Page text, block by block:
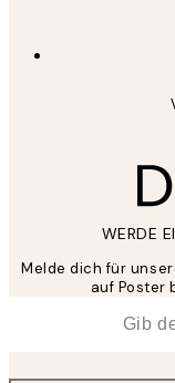
WERDE
Melde dich für
auf Poster